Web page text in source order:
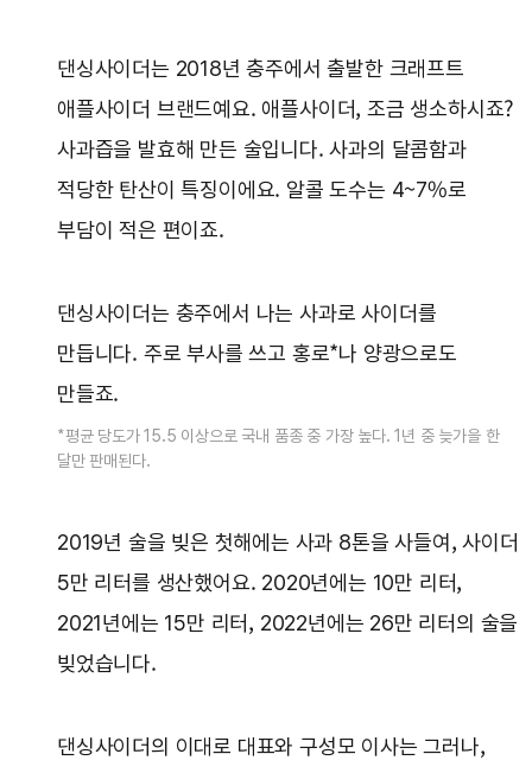
댄싱사이더는 2018년 충주에서 출발한 크래프트
애플사이더 브랜드예요. 애플사이더, 조금 생소하시죠?
사과즙을 발효해 만든 술입니다. 사과의 달콤함과
적당한 탄산이 특징이에요. 알콜 도수는 4~7%로
부담이 적은 편이죠.
댄싱사이더는 충주에서 나는 사과로 사이더를
만듭니다. 주로 부사를 쓰고 홍로*나 양광으로도
만들죠.
*평균 당도가 15.5 이상으로 국내 품종 중 가장 높다. 1년 중 늦가을 한
달만 판매된다.
2019년 술을 빚은 첫해에는 사과 8톤을 사들여, 사이더
5만 리터를 생산했어요. 2020년에는 10만 리터,
2021년에는 15만 리터, 2022년에는 26만 리터의 술을
빚었습니다.
댄싱사이더의 이대로 대표와 구성모 이사는 그러나,